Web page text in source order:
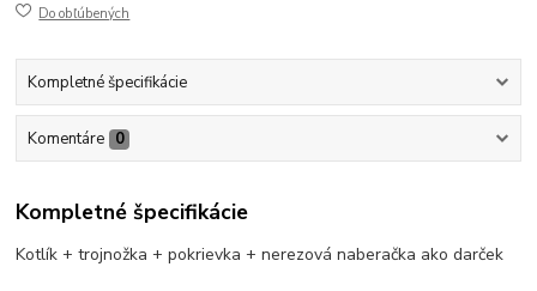
Do obľúbených
Kompletné špecifikácie
Komentáre 0
Kompletné špecifikácie
Kotlík + trojnožka + pokrievka + nerezová naberačka ako darček